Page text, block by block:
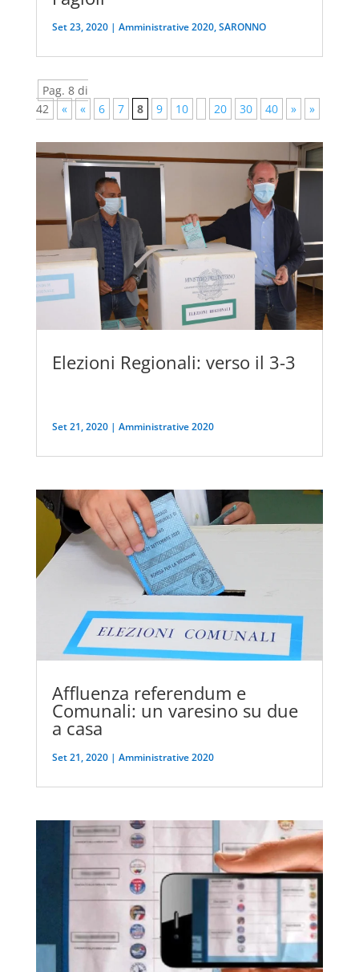
Set 23, 2020| Amministrative 2020,SARONNO
Pag. 8 di
42
« « 6 7 8 9 10 20 30 40 » »
Elezioni Regionali: verso il 3-3
Set 21, 2020| Amministrative 2020
Affluenza referendum e
Comunali: un varesino su due
a casa
Set 21, 2020| Amministrative 2020